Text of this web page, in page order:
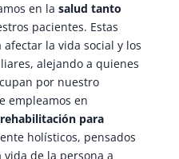
en la salud tanto
pacientes. Estas
la vida social y los
alejando a quienes
por nuestro
empleamos en
para
holísticos, pensados
vida de la persona a